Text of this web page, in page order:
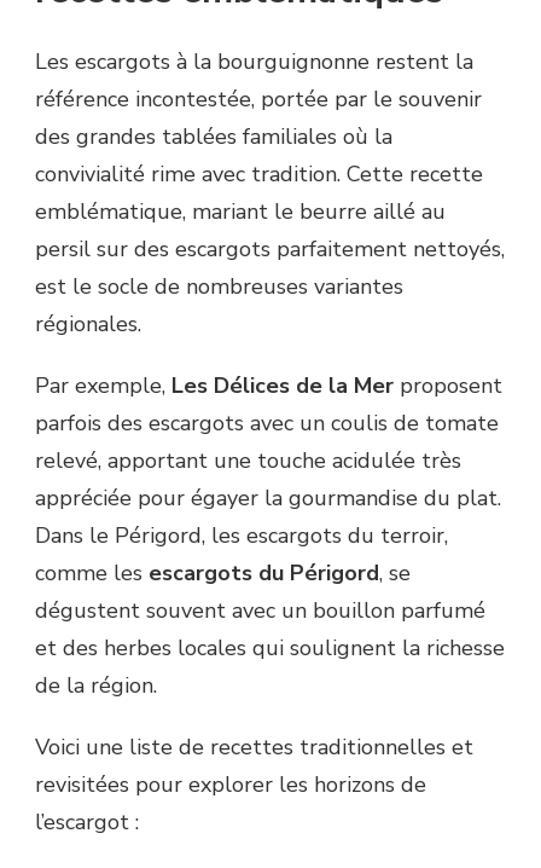
Les escargots à la bourguignonne restent la
référence incontestée, portée par le souvenir
des grandes tablées familiales où la
convivialité rime avec tradition. Cette recette
emblématique, mariant le beurre aillé au
persil sur des escargots parfaitement nettoyés,
est le socle de nombreuses variantes
régionales.
Par exemple, Les Délices de la Mer proposent
parfois des escargots avec un coulis de tomate
relevé, apportant une touche acidulée très
appréciée pour égayer la gourmandise du plat.
Dans le Périgord, les escargots du terroir,
comme les escargots du Périgord, se
dégustent souvent avec un bouillon parfumé
et des herbes locales qui soulignent la richesse
de la région.
Voici une liste de recettes traditionnelles et
revisitées pour explorer les horizons de
l’escargot :